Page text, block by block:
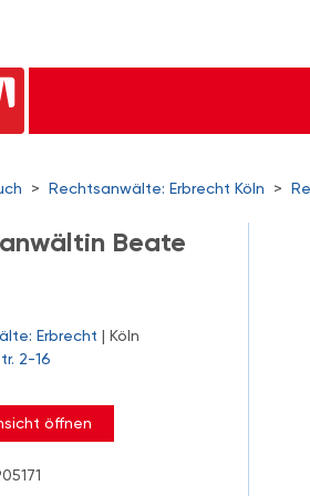
> Rechtsanwälte: Erbrecht Köln >
Beate
Erbrecht | Köln
2-16
öffnen